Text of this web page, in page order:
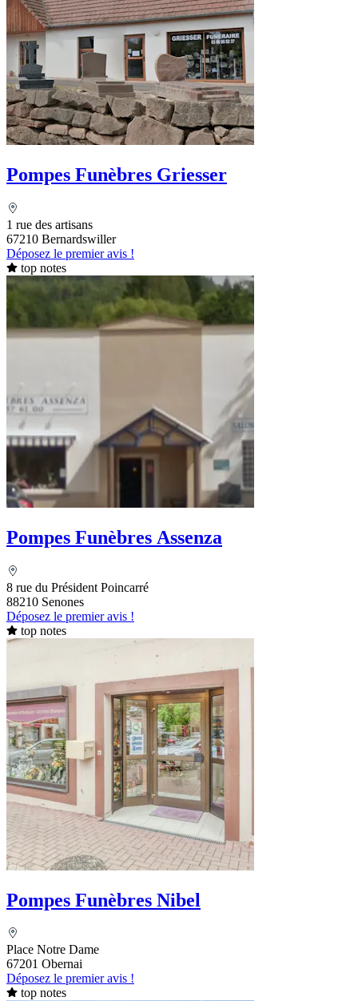
Pompes Funèbres Griesser
1 rue des artisans
67210 Bernardswiller
Déposez le premier avis !
top notes
Pompes Funèbres Assenza
8 rue du Président Poincarré
88210 Senones
Déposez le premier avis !
top notes
Pompes Funèbres Nibel
Place Notre Dame
67201 Obernai
Déposez le premier avis !
top notes